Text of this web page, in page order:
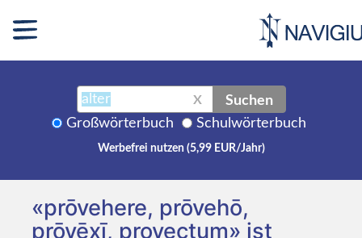
X Suchen
Großwörterbuch Schulwörterbuch
Werbefrei nutzen (5,99 EUR/Jahr)
«prōvehere, prōvehō,
prōvēxī, provectum» ist